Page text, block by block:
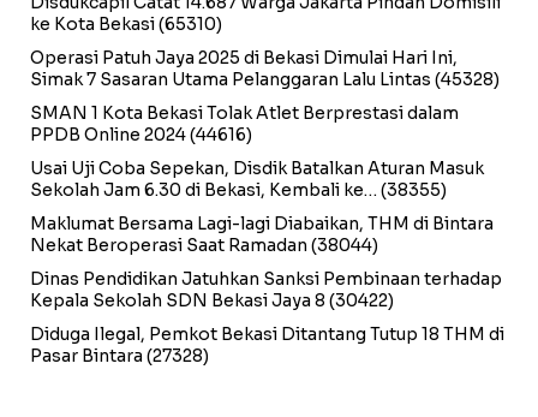
ke Kota Bekasi(65310)
Operasi Patuh Jaya 2025 di Bekasi Dimulai Hari Ini,
Simak 7 Sasaran Utama Pelanggaran Lalu Lintas (45328)
SMAN 1 Kota Bekasi Tolak Atlet Berprestasi dalam
PPDB Online 2024(44616)
Usai Uji Coba Sepekan, Disdik Batalkan Aturan Masuk
Sekolah Jam 6.30 di Bekasi, Kembali ke… (38355)
Maklumat Bersama Lagi-lagi Diabaikan, THM di Bintara
Nekat Beroperasi Saat Ramadan (38044)
Dinas Pendidikan Jatuhkan Sanksi Pembinaan terhadap
Kepala Sekolah SDN Bekasi Jaya 8 (30422)
Diduga Ilegal, Pemkot Bekasi Ditantang Tutup 18 THM di
Pasar Bintara (27328)